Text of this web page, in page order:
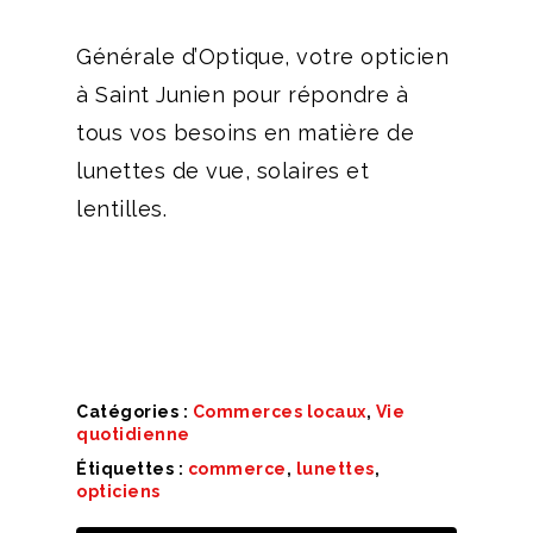
Générale d’Optique, votre opticien
à Saint Junien pour répondre à
tous vos besoins en matière de
lunettes de vue, solaires et
lentilles.
Catégories : Commerces locaux, Vie
quotidienne
Étiquettes : commerce, lunettes,
opticiens